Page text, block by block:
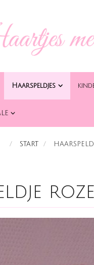
Haarspeldjes
START